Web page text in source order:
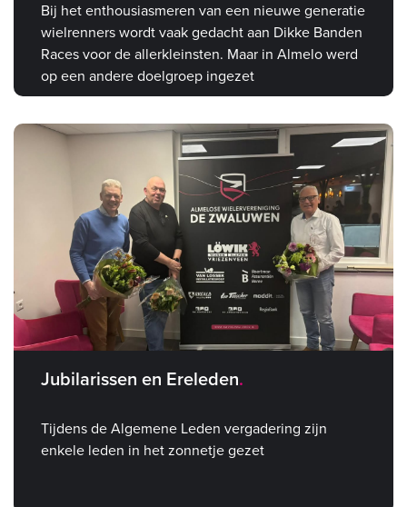
Bij het enthousiasmeren van een nieuwe generatie
wielrenners wordt vaak gedacht aan Dikke Banden
Races voor de allerkleinsten. Maar in Almelo werd
op een andere doelgroep ingezet
Jubilarissen en Ereleden
Tijdens de Algemene Leden vergadering zijn
enkele leden in het zonnetje gezet